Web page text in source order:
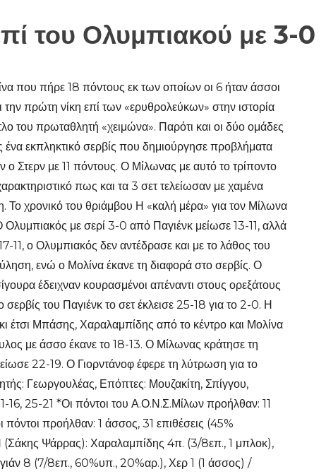
του Ολυμπιακού με 3-0
που πήρε 18 πόντους εκ των οποίων οι 6 ήταν άσσοι
την πρώτη νίκη επί των «ερυθρολεύκων» στην ιστορία
του πρωταθλητή «χειμώνα». Παρότι και οι δύο ομάδες
εκπληκτικό σερβίς που δημιούργησε προβλήματα
Στερν με 11 πόντους. Ο Μίλωνας με αυτό το τρίποντο
πως και τα 3 σετ τελείωσαν με χαμένα
Το χρονικό του θριάμβου Η «καλή μέρα» για τον Μίλωνα
με σερί 3-0 από Παγιένκ μείωσε 13-11, αλλά
ο Ολυμπιακός δεν αντέδρασε και με το λάθος του
ενώ ο Μολίνα έκανε τη διαφορά στο σερβίς. Ο
έδειχναν κουρασμένοι απέναντι στους ορεξάτους
του Παγιένκ το σετ έκλεισε 25-18 για το 2-0. Η
έτσι Μπάσης, Χαραλαμπίδης από το κέντρο και Μολίνα
με άσσο έκανε το 18-13. Ο Μίλωνας κράτησε τη
22-19. Ο Γιορντάνοφ έφερε τη λύτρωση για το
Γεωργουλέας, Επόπτες: Μουζακίτη, Σπίγγου,
16, 25-21 *Οι πόντοι του Α.Ο.Ν.Σ.Μίλων προήλθαν: 11
προήλθαν: 1 άσσος, 31 επιθέσεις (45%
(Σάκης Ψάρρας): Χαραλαμπίδης 4π. (3/8επ., 1 μπλοκ),
8 (7/8επ., 60%υπ., 20%αρ.), Χερ 1 (1 άσσος) /